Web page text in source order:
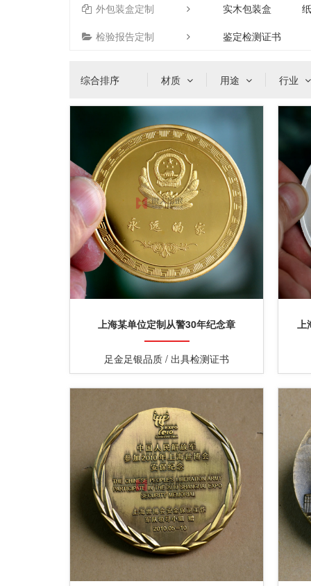
外包装盒定制
实木包装盒
检验报告定制
鉴定检测证书
综合排序 材质 用途 行业
上海某单位定制从警30年纪念章
足金足银品质 / 出具检测证书